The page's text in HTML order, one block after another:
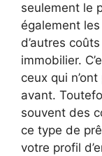
seulement le
également les
d’autres
immobilier.
ceux qui
avant.
souvent des
ce type de
votre profil